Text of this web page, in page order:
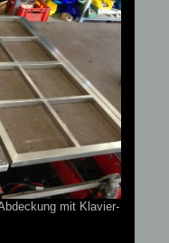
mit Klavier-